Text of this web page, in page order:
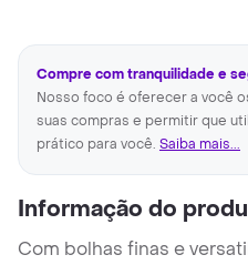
Compre com tranquilidade e
Nosso foco é oferecer a você
suas compras e permitir que
prático para você. Saiba mais...
Informação do
Com bolhas finas e